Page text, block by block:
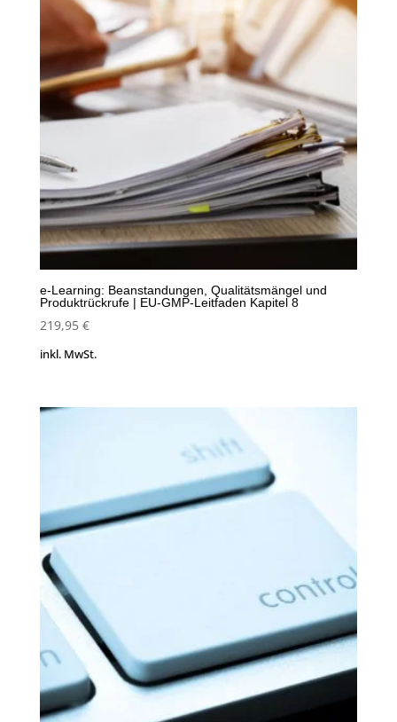
e-Learning: Beanstandungen, Qualitätsmängel und
Produktrückrufe | EU-GMP-Leitfaden Kapitel 8
219,95 €
inkl. MwSt.